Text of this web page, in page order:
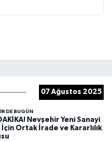
07 Ağustos 2025
DE BUGÜN
Nevşehir Yeni Sanayi
Ortak İrade ve Kararlılık